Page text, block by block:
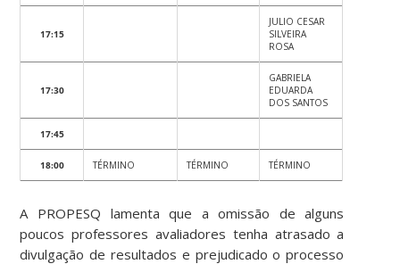
17:15
JULIO CESAR
SILVEIRA
ROSA
17:30
GABRIELA
EDUARDA
DOS SANTOS
17:45
18:00 TÉRMINO TÉRMINO TÉRMINO
A PROPESQ lamenta que a omissão de alguns
poucos professores avaliadores tenha atrasado a
divulgação de resultados e prejudicado o processo